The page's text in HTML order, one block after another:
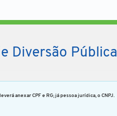
Diversão Pública
anexar CPF e RG; já pessoa jurídica, o CNPJ.